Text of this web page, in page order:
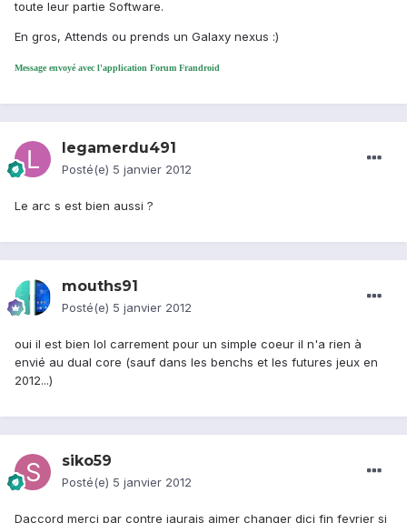
toute leur partie Software.
En gros, Attends ou prends un Galaxy nexus :)
Message envoyé avec l'application Forum Frandroid
legamerdu491
Posté(e) 5 janvier 2012
Le arc s est bien aussi ?
mouths91
Posté(e) 5 janvier 2012
oui il est bien lol carrement pour un simple coeur il n'a rien à
envié au dual core (sauf dans les benchs et les futures jeux en
2012...)
siko59
Posté(e) 5 janvier 2012
Daccord merci par contre jaurais aimer changer dici fin fevrier si